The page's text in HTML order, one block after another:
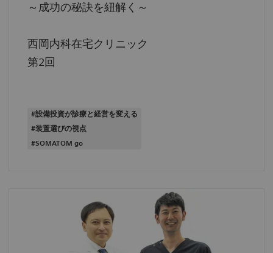
～成功の秘訣を紐解く～
西岡内科在宅クリニック
第2回
#設備投資が診療と経営を変える
#装置選びの視点
#SOMATOM go